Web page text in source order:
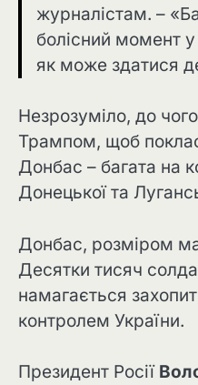
журналістам. –
болісний момент у
як може здатися
Незрозуміло, до
Трампом, щоб
Донбас – багата на
Донецької та
Донбас, розміром
Десятки тисяч
намагається
контролем України.
Президент Росії